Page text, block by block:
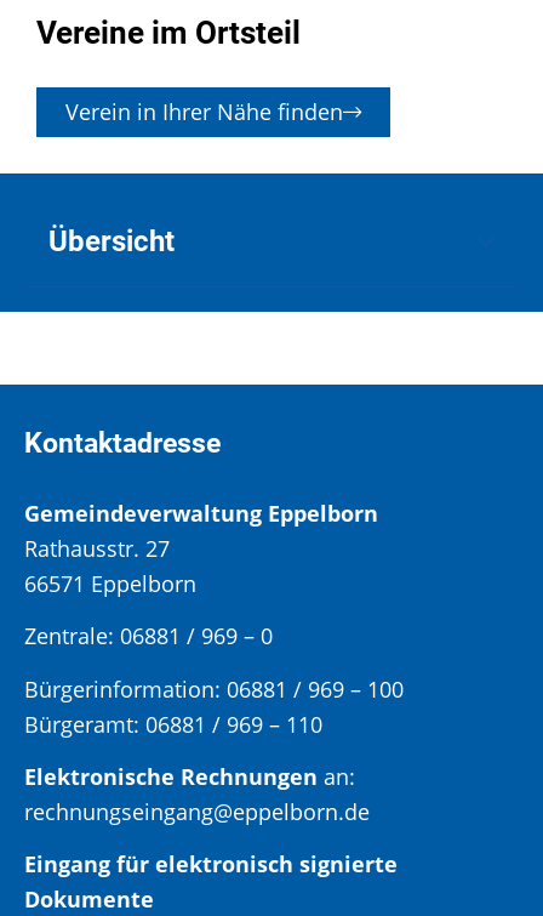
Vereine im Ortsteil
Verein in Ihrer Nähe finden
Übersicht
Kontaktadresse
Gemeindeverwaltung Eppelborn
Rathausstr. 27
66571 Eppelborn
Zentrale: 06881 / 969 – 0
Bürgerinformation: 06881 / 969 – 100
Bürgeramt: 06881 / 969 – 110
Elektronische Rechnungen an:
rechnungseingang@eppelborn.de
Eingang für elektronisch signierte
Dokumente